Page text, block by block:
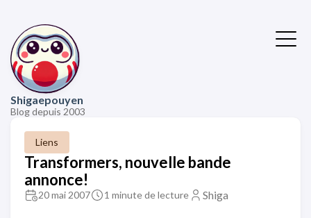
Shigaepouyen
Blog depuis 2003
Liens
Transformers, nouvelle bande
annonce!
20 mai 2007 1 minute de lecture Shiga